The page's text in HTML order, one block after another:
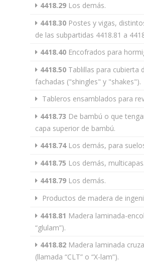
4418.29 Los demás.
4418.30 Postes y vigas,
de las subpartidas 4418.81 a
4418.40 Encofrados para
4418.50 Tablillas para cubierta
fachadas ("shingles" y "shakes").
Tableros ensamblados para
4418.73 De bambú o que
capa superior de bambú.
4418.74Los demás, para
4418.75 Los demás, multicapas.
4418.79 Los demás.
Productos de madera de
4418.81 Madera laminada-
“glulam”).
4418.82 Madera laminada
(llamada “CLT” o “X-lam”).